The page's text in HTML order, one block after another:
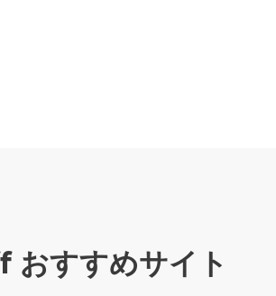
おすすめサイト